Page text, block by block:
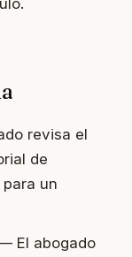
revisa el
de
un
El abogado